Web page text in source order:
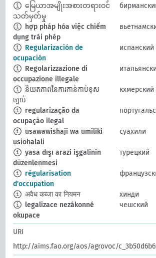
မြေယာအမျိုးအစားတရားဝင်
သတ်မှတ်မှု
hợp pháp hóa việc chiếm
dụng trái phép
Regularización de
ocupación
испанский
Regolarizzazione di
occupazione illegale
និយតភាពនៃការកាន់កាប់ខុស
ច្បាប់
кхмерский
regularização da
ocupação ilegal
usawawishaji wa umiliki
usiohalali
суахили
yasa dışı arazi işgalinin
düzenlenmesi
турецкий
régularisation
d'occupation
अवैध कब्जा का नियमन
хинди
legalizace nezákonné
okupace
чешский
URI
http://aims.fao.org/aos/agrovoc/c_3b50d6b6